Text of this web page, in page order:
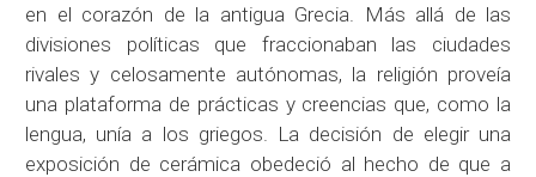
en el corazón de la antigua Grecia. Más allá de las
divisiones políticas que fraccionaban las ciudades
rivales y celosamente autónomas, la religión proveía
una plataforma de prácticas y creencias que, como la
lengua, unía a los griegos. La decisión de elegir una
exposición de cerámica obedeció al hecho de que a